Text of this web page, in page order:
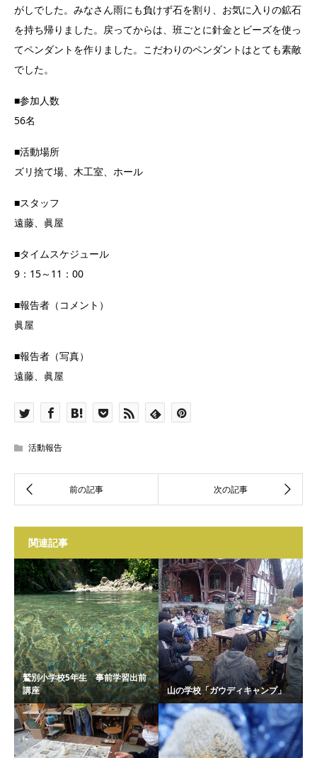
がしでした。みなさん雨にも負けず石を割り、お気に入りの鉱石
を持ち帰りました。戻ってからは、班ごとに針金とビーズを使っ
てペンダントを作りました。こだわりのペンダントはとても素敵
でした。
■参加人数
56名
■活動場所
ズリ捨て場、木工室、ホール
■スタッフ
遠藤、眞屋
■タイムスケジュール
9：15～11：00
■報告者（コメント）
眞屋
■報告者（写真）
遠藤、眞屋
活動報告
関連記事
鷲別小学校5年生 事前学習出前
講座
山の学校「ガウディキャンプ」